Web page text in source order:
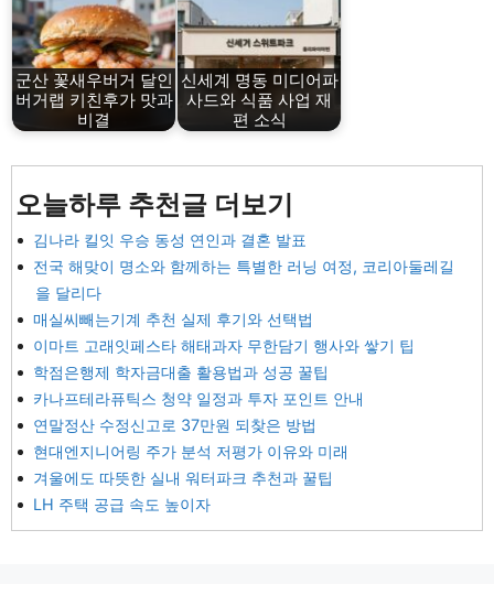
군산 꽃새우버거 달인
버거랩 키친후가 맛과
비결
신세계 명동 미디어파
사드와 식품 사업 재
편 소식
오늘하루 추천글 더보기
김나라 킬잇 우승 동성 연인과 결혼 발표
전국 해맞이 명소와 함께하는 특별한 러닝 여정, 코리아둘레길
을 달리다
매실씨빼는기계 추천 실제 후기와 선택법
이마트 고래잇페스타 해태과자 무한담기 행사와 쌓기 팁
학점은행제 학자금대출 활용법과 성공 꿀팁
카나프테라퓨틱스 청약 일정과 투자 포인트 안내
연말정산 수정신고로 37만원 되찾은 방법
현대엔지니어링 주가 분석 저평가 이유와 미래
겨울에도 따뜻한 실내 워터파크 추천과 꿀팁
LH 주택 공급 속도 높이자